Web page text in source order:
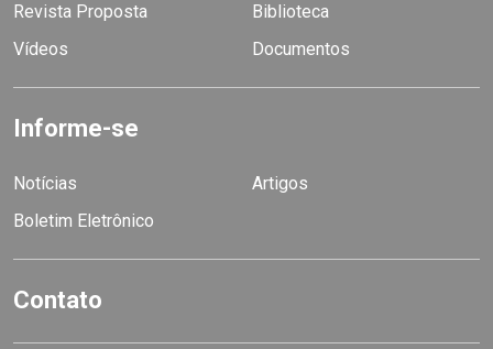
Revista Proposta
Biblioteca
Vídeos
Documentos
Informe-se
Notícias
Artigos
Boletim Eletrônico
Contato